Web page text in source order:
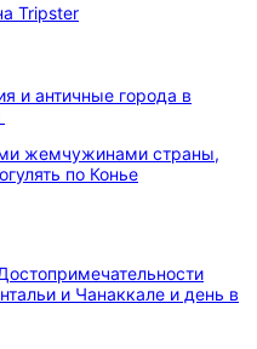
и античные города в
жемчужинами страны,
по Конье